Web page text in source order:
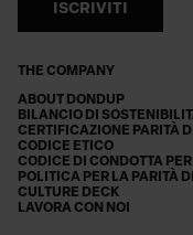
THE COMPANY
ABOUT DONDUP
BILANCIO DI
CERTIFICAZIONE PARITÀ
CODICE ETICO
CODICE DI CONDOTTA PER
POLITICA PER LA PARITÀ
CULTURE DECK
LAVORA CON NOI
ISCRIVITI